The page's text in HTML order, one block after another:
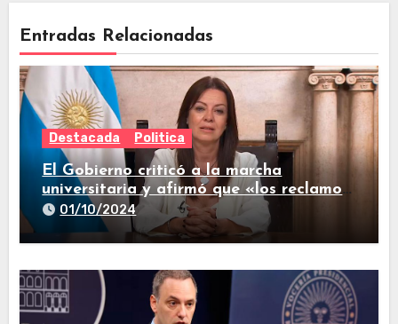
Entradas Relacionadas
Destacada Politica
El Gobierno criticó a la marcha
universitaria y afirmó que «los reclamos
están todos resueltos»
01/10/2024